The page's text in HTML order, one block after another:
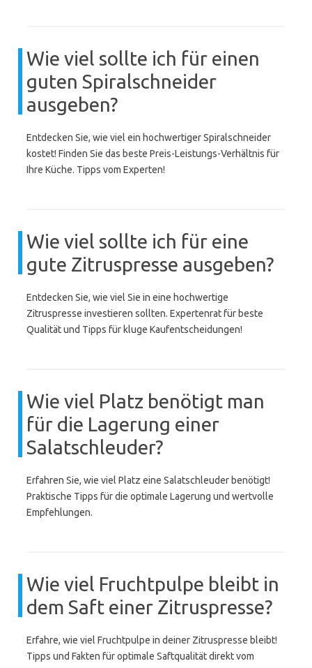
Wie viel sollte ich für einen
guten Spiralschneider
ausgeben?
Entdecken Sie, wie viel ein hochwertiger Spiralschneider
kostet! Finden Sie das beste Preis-Leistungs-Verhältnis für
Ihre Küche. Tipps vom Experten!
Wie viel sollte ich für eine
gute Zitruspresse ausgeben?
Entdecken Sie, wie viel Sie in eine hochwertige
Zitruspresse investieren sollten. Expertenrat für beste
Qualität und Tipps für kluge Kaufentscheidungen!
Wie viel Platz benötigt man
für die Lagerung einer
Salatschleuder?
Erfahren Sie, wie viel Platz eine Salatschleuder benötigt!
Praktische Tipps für die optimale Lagerung und wertvolle
Empfehlungen.
Wie viel Fruchtpulpe bleibt in
dem Saft einer Zitruspresse?
Erfahre, wie viel Fruchtpulpe in deiner Zitruspresse bleibt!
Tipps und Fakten für optimale Saftqualität direkt vom